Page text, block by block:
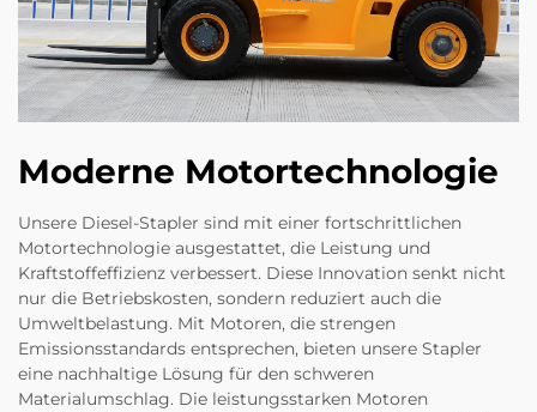
Moderne Motortechnologie
Unsere Diesel-Stapler sind mit einer fortschrittlichen
Motortechnologie ausgestattet, die Leistung und
Kraftstoffeffizienz verbessert. Diese Innovation senkt nicht
nur die Betriebskosten, sondern reduziert auch die
Umweltbelastung. Mit Motoren, die strengen
Emissionsstandards entsprechen, bieten unsere Stapler
eine nachhaltige Lösung für den schweren
Materialumschlag. Die leistungsstarken Motoren